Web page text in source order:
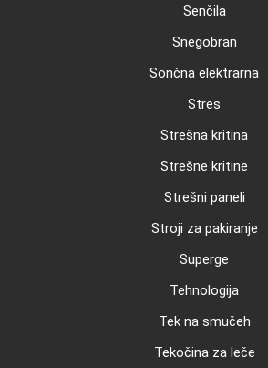
Senčila
Snegobran
Sončna elektrarna
Stres
Strešna kritina
Strešne kritine
Strešni paneli
Stroji za pakiranje
Superge
Tehnologija
Tek na smučeh
Tekočina za leče